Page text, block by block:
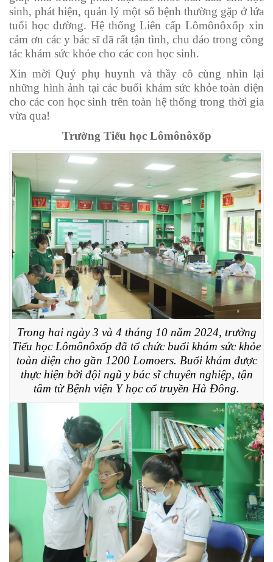
sinh, phát hiện, quản lý một số bệnh thường gặp ở lứa
tuổi học đường. Hệ thống Liên cấp Lômônôxốp xin
cảm ơn các y bác sĩ đã rất tận tình, chu đáo trong công
tác khám sức khỏe cho các con học sinh.
Xin mời Quý phụ huynh và thầy cô cùng nhìn lại
những hình ảnh tại các buổi khám sức khỏe toàn diện
cho các con học sinh trên toàn hệ thống trong thời gia
vừa qua!
Trường Tiểu học Lômônôxốp
Trong hai ngày 3 và 4 tháng 10 năm 2024, trường
Tiểu học Lômônôxốp đã tổ chức buổi khám sức khỏe
toàn diện cho gần 1200 Lomoers. Buổi khám được
thực hiện bởi đội ngũ y bác sĩ chuyên nghiệp, tận
tâm từ Bệnh viện Y học cổ truyền Hà Đông.